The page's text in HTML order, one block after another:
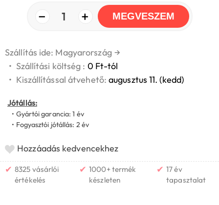
− 1 + MEGVESZEM
Szállítás ide: Magyarország →
• Szállítási költség : 0 Ft-tól
• Kiszállítással átvehető:augusztus 11. (kedd)
Jótállás:
• Gyártói garancia: 1 év
• Fogyasztói jótállás: 2 év
Hozzáadás kedvencekhez
✔ 8325 vásárlói
értékelés
✔ 1000+ termék
készleten
✔ 17 év
tapasztalat